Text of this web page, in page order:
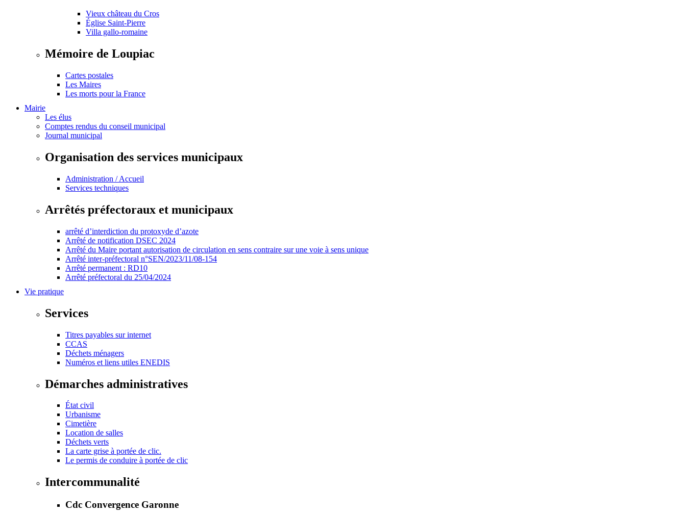
Vieux château du Cros
Église Saint-Pierre
Villa gallo-romaine
Mémoire de Loupiac
Cartes postales
Les Maires
Les morts pour la France
Mairie
Les élus
Comptes rendus du conseil municipal
Journal municipal
Organisation des services municipaux
Administration / Accueil
Services techniques
Arrêtés préfectoraux et municipaux
arrêté d’interdiction du protoxyde d’azote
Arrêté de notification DSEC 2024
Arrêté du Maire portant autorisation de circulation en sens contraire sur une voie à sens unique
Arrêté inter-préfectoral n°SEN/2023/11/08-154
Arrêté permanent : RD10
Arrêté préfectoral du 25/04/2024
Vie pratique
Services
Titres payables sur internet
CCAS
Déchets ménagers
Numéros et liens utiles ENEDIS
Démarches administratives
État civil
Urbanisme
Cimetière
Location de salles
Déchets verts
La carte grise à portée de clic.
Le permis de conduire à portée de clic
Intercommunalité
Cdc Convergence Garonne